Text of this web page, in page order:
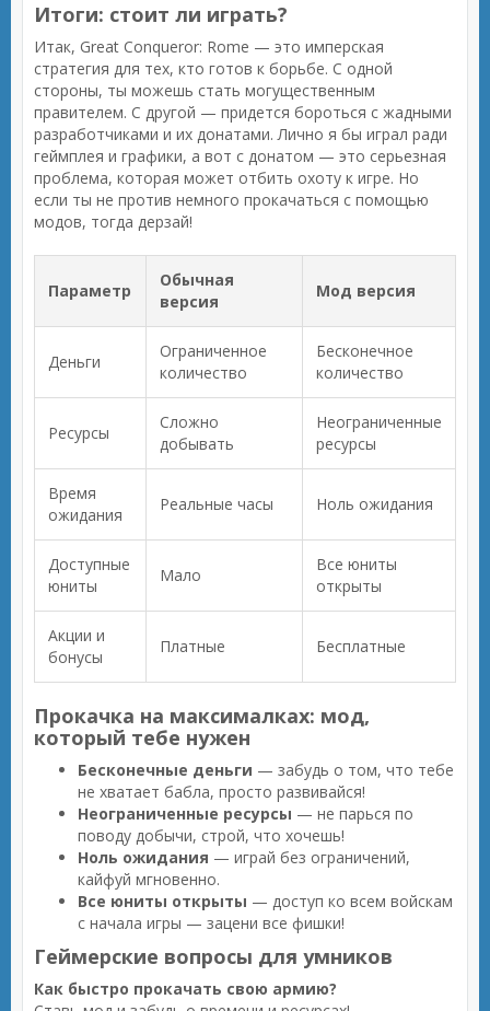
Итоги: стоит ли играть?
Итак, Great Conqueror: Rome — это имперская
стратегия для тех, кто готов к борьбе. С одной
стороны, ты можешь стать могущественным
правителем. С другой — придется бороться с жадными
разработчиками и их донатами. Лично я бы играл ради
геймплея и графики, а вот с донатом — это серьезная
проблема, которая может отбить охоту к игре. Но
если ты не против немного прокачаться с помощью
модов, тогда дерзай!
Параметр
Обычная
версия
Мод версия
Деньги
Ограниченное
количество
Бесконечное
количество
Ресурсы
Сложно
добывать
Неограниченные
ресурсы
Время
ожидания
Реальные часы Ноль ожидания
Доступные
юниты
Мало
Все юниты
открыты
Акции и
бонусы
Платные Бесплатные
Прокачка на максималках: мод,
который тебе нужен
Бесконечные деньги — забудь о том, что тебе
не хватает бабла, просто развивайся!
Неограниченные ресурсы — не парься по
поводу добычи, строй, что хочешь!
Ноль ожидания — играй без ограничений,
кайфуй мгновенно.
Все юниты открыты — доступ ко всем войскам
с начала игры — зацени все фишки!
Геймерские вопросы для умников
Как быстро прокачать свою армию?